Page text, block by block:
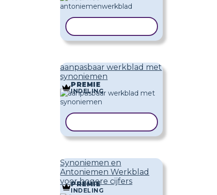
aanpasbaar werkblad met
synoniemen
PREMIE
INDELING
Synoniemen en
Antoniemen Werkblad
voor hogere cijfers
PREMIE
INDELING